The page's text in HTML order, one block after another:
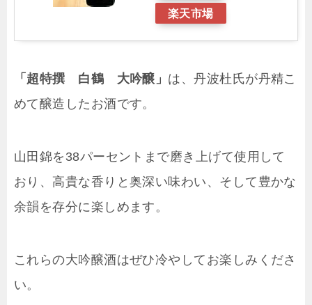
楽天市場
「超特撰 白鶴 大吟醸」 は、丹波杜氏が丹精こ
めて醸造したお酒です。
山田錦を38パーセントまで磨き上げて使用して
おり、高貴な香りと奥深い味わい、そして豊かな
余韻を存分に楽しめます。
これらの大吟醸酒はぜひ冷やしてお楽しみくださ
い。